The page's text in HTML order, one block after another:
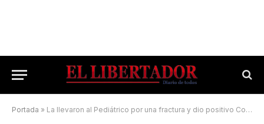
Portada » La llevaron al Pediátrico por una fractura y dio positivo Covid-19